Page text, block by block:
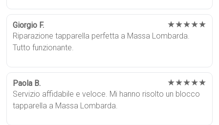
Giorgio F. ★★★★★
Riparazione tapparella perfetta a Massa Lombarda.
Tutto funzionante.
Paola B. ★★★★★
Servizio affidabile e veloce. Mi hanno risolto un blocco
tapparella a Massa Lombarda.